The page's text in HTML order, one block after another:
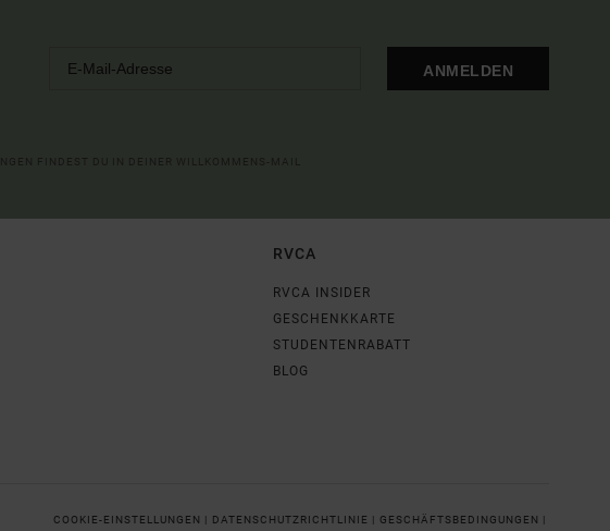
ANMELDEN
RVCA
RVCA INSIDER
GESCHENKKARTE
STUDENTENRABATT
BLOG
COOKIE-EINSTELLUNGEN | DATENSCHUTZRICHTLINIE | GESCHÄFTSBEDINGUNGEN |